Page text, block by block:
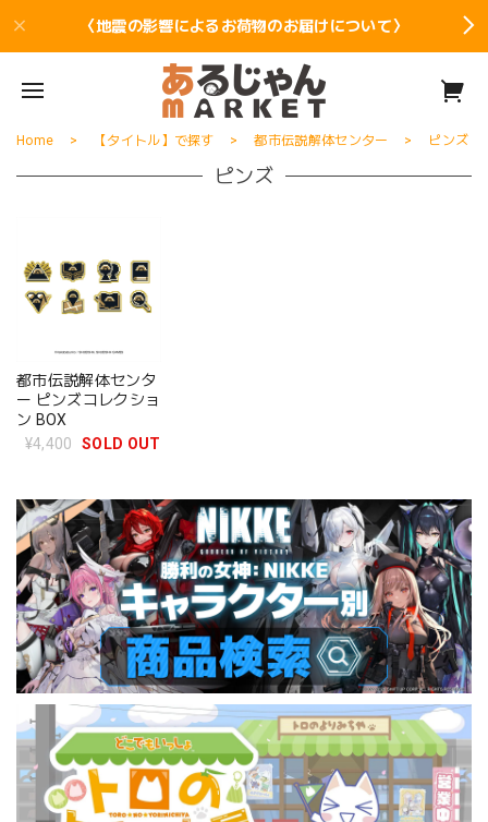
〈地震の影響によるお荷物のお届けについて〉
Home 【タイトル】で探す 都市伝説解体センター ピンズ
ピンズ
都市伝説解体センタ
ー ピンズコレクショ
ン BOX
¥4,400
SOLD OUT